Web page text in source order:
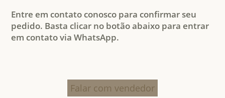
Entre em contato conosco para confirmar seu
pedido. Basta clicar no botão abaixo para entrar
em contato via WhatsApp.
Falar com vendedor